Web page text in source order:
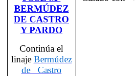
BERMÚDEZ
DE CASTRO
Y PARDO
Continúa el
linaje Bermúdez
de Castro